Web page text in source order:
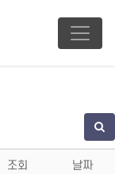
조회 날짜